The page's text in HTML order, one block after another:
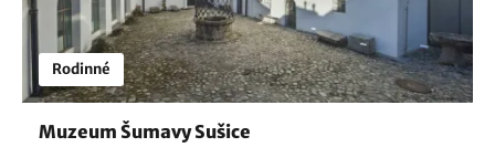
Rodinné
Muzeum Šumavy Sušice